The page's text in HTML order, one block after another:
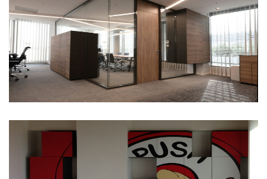
Celgene iroda
Simple